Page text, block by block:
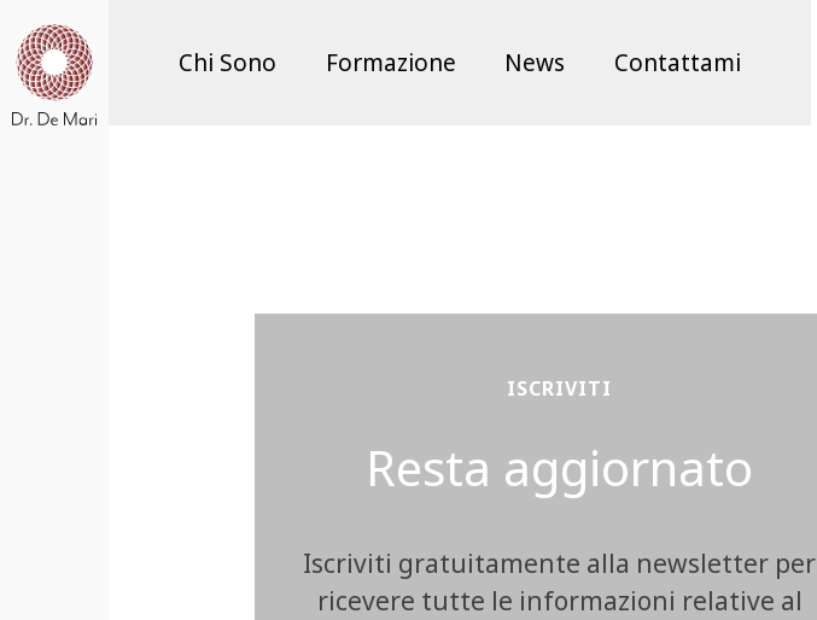
Chi Sono Formazione News Contattami
ISCRIVITI
Resta aggiornato
Iscriviti gratuitamente alla newsletter per
ricevere tutte le informazioni relative al